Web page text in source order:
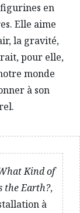
en
Elle aime
la gravité,
pour elle,
monde
à son
Kind of
the Earth?,
à